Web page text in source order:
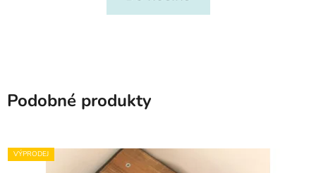
Podobné produkty
VÝPRODEJ